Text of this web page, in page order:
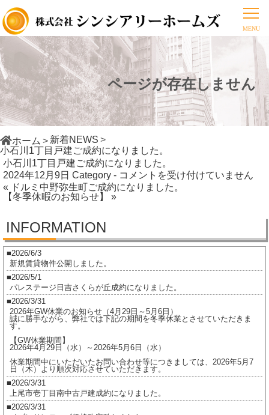
ページが存在しません
ホーム
新着NEWS
小石川1丁目戸建ご成約になりました。
小石川1丁目戸建ご成約になりました。
2024年12月9日 Category - 小
石
目
ご
約
な
り
ま
し
コメントを受け付けていません
« ドルミ中野弥生町ご成約になりました。
【冬季休暇のお知らせ】 »
INFORMATION
2026/6/3
新規賃貸物件公開しました。
2026/5/1
パレステージ日吉さくらが丘成約になりました。
2026/3/31
2026年GW休業のお知らせ（4月29日～5月6日）
誠に勝手ながら、弊社では下記の期間を冬季休業とさせていただきま
す。
【GW休業期間】
2026年4月29日（水）～2026年5月6日（水）
休業期間中にいただいたお問い合わせ等につきましては、2026年5月7
日（木）より順次対応させていただきます。
2026/3/31
上尾市壱丁目南中古戸建成約になりました。
2026/3/31